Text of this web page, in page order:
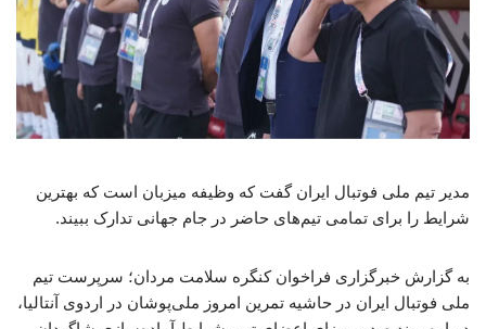
مدیر تیم ملی فوتبال ایران گفت که وظیفه میزبان است که بهترین
شرایط را برای تمامی تیم‌های حاضر در جام جهانی تدارک ببیند.
به گزارش خبرگزاری فراخوان کنگره سلامت مردان؛ سرپرست تیم
ملی فوتبال ایران در حاشیه تمرین امروز ملی‌پوشان در اردوی آنتالیا،